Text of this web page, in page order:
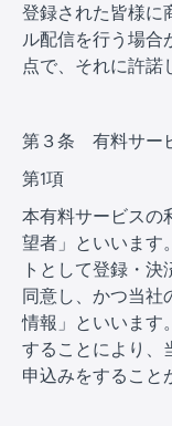
登録された皆様に
ル配信を行う場合
点で、それに許諾
第３条 有料サー
第1項
本有料サービスの
望者」といいます
トとして登録・
同意し、かつ当社
情報」といいます
することにより、
申込みをすること